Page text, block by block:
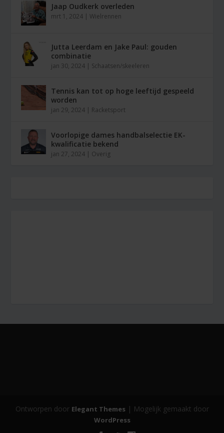
Jaap Oudkerk overleden
mrt 1, 2024 | Wielrennen
Jutta Leerdam en Jake Paul: gouden
combinatie
jan 30, 2024 | Schaatsen/skeeleren
Tennis kan tot op hoge leeftijd gespeeld
worden
jan 29, 2024 | Racketsport
Voorlopige dames handbalselectie EK-
kwalificatie bekend
jan 27, 2024 | Overig
Ontworpen door Elegant Themes | Mogelijk gemaakt door
WordPress